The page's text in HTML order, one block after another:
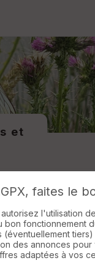
et
avec ces
faites le
l'utilisation
fonctionnement
des annonces pour
adaptées à vos